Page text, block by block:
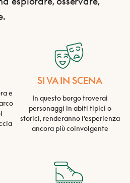
SI VA IN SCENA
e
In questo borgo troverai
personaggi in abiti tipici o
storici, renderanno l'esperienza
ancora più coinvolgente